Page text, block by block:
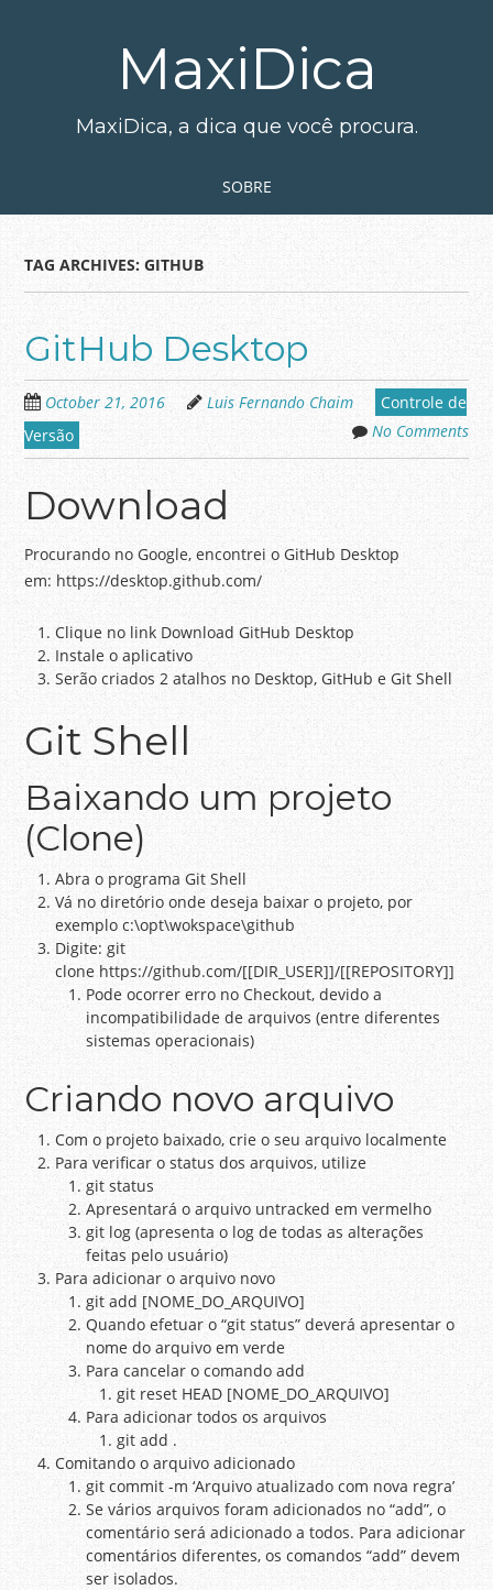
MaxiDica
MaxiDica, a dica que você procura.
SOBRE
TAG ARCHIVES:GITHUB
GitHub Desktop
October 21, 2016 Luis Fernando Chaim
Controle de
Versão
No Comments
Download
Procurando no Google, encontrei o GitHub Desktop
em: https://desktop.github.com/
Clique no link Download GitHub Desktop
Instale o aplicativo
Serão criados 2 atalhos no Desktop, GitHub e Git Shell
Git Shell
Baixando um projeto
(Clone)
Abra o programa Git Shell
Vá no diretório onde deseja baixar o projeto, por
exemplo c:\opt\wokspace\github
Digite: git
clone https://github.com/[[DIR_USER]]/[[REPOSITORY]]
Pode ocorrer erro no Checkout, devido a
incompatibilidade de arquivos (entre diferentes
sistemas operacionais)
Criando novo arquivo
Com o projeto baixado, crie o seu arquivo localmente
Para verificar o status dos arquivos, utilize
git status
Apresentará o arquivo untracked em vermelho
git log (apresenta o log de todas as alterações
feitas pelo usuário)
Para adicionar o arquivo novo
git add [NOME_DO_ARQUIVO]
Quando efetuar o “git status” deverá apresentar o
nome do arquivo em verde
Para cancelar o comando add
git reset HEAD [NOME_DO_ARQUIVO]
Para adicionar todos os arquivos
git add .
Comitando o arquivo adicionado
git commit -m ‘Arquivo atualizado com nova regra’
Se vários arquivos foram adicionados no “add”, o
comentário será adicionado a todos. Para adicionar
comentários diferentes, os comandos “add” devem
ser isolados.